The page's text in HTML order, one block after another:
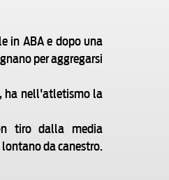
in ABA e dopo una
per aggregarsi
ha nell'atletismo la
tiro dalla media
da canestro.